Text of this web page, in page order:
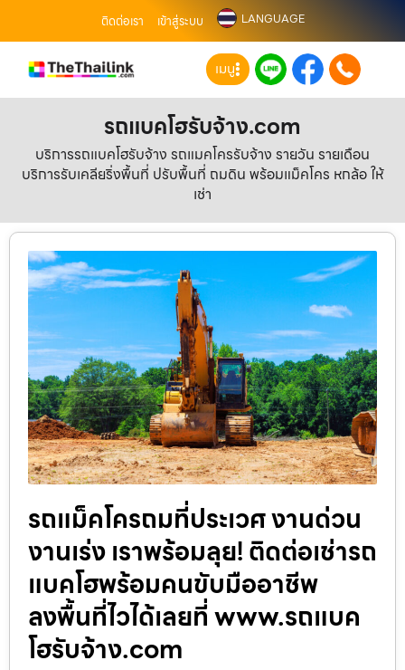
ติดต่อเรา เข้าสู่ระบบ LANGUAGE
เมนู
รถแบคโฮรับจ้าง.com
บริการรถแบคโฮรับจ้าง รถแมคโครรับจ้าง รายวัน รายเดือน
บริการรับเคลียริ่งพื้นที่ ปรับพื้นที่ ถมดิน พร้อมแม็คโคร หกล้อ ให้
เช่า
รถแม็คโครถมที่ประเวศ งานด่วน
งานเร่ง เราพร้อมลุย! ติดต่อเช่ารถ
แบคโฮพร้อมคนขับมืออาชีพ
ลงพื้นที่ไวได้เลยที่ www.รถแบค
โฮรับจ้าง.com